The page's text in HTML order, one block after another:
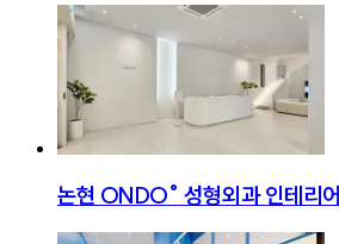
논현 ONDO° 성형외과 인테리어